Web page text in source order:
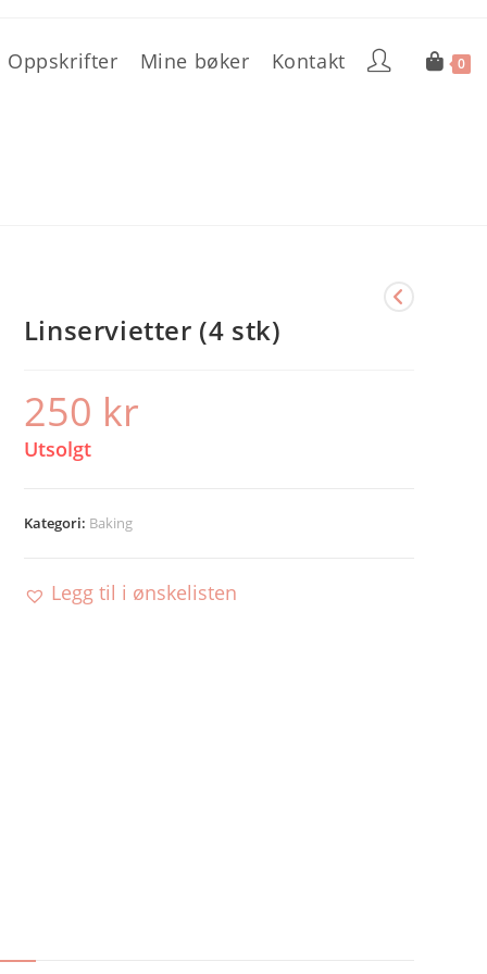
Oppskrifter Mine bøker Kontakt 0
Linservietter (4 stk)
250 kr
Utsolgt
Kategori: Baking
Legg til i ønskelisten